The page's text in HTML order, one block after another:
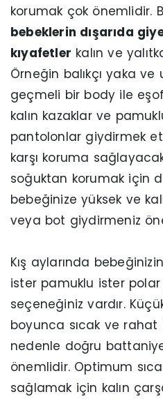
korumak çok önemlidir.
bebeklerin dışarıda
kıyafetler kalın ve
Örneğin balıkçı yaka ve
geçmeli bir body ile
kalın kazaklar ve
pantolonlar giydirmek
karşı koruma
soğuktan korumak için
bebeğinize yüksek ve
veya bot giydirmeniz
Kış aylarında
ister pamuklu ister
seçeneğiniz vardır.
boyunca sıcak ve
nedenle doğru
önemlidir. Optimum
sağlamak için kalın